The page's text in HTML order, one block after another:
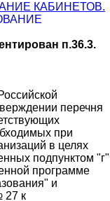
КАБИНЕТОВ.
п.36.3.
перечня
при
в целях
подпунктом "г"
программе
и
27 к